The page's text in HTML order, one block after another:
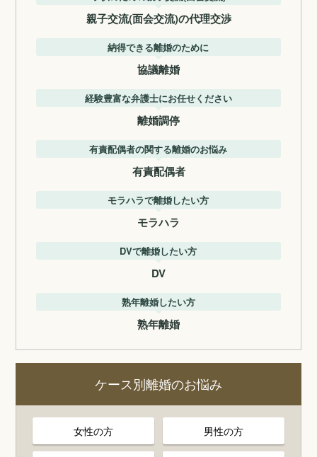
親子交流(面会交流)の代理交渉
納得できる離婚のために
協議離婚
経験豊富な弁護士にお任せください
離婚調停
有責配偶者の関する離婚のお悩み
有責配偶者
モラハラで離婚したい方
モラハラ
DVで離婚したい方
DV
熟年離婚したい方
熟年離婚
ケース別離婚のお悩み
女性の方 男性の方